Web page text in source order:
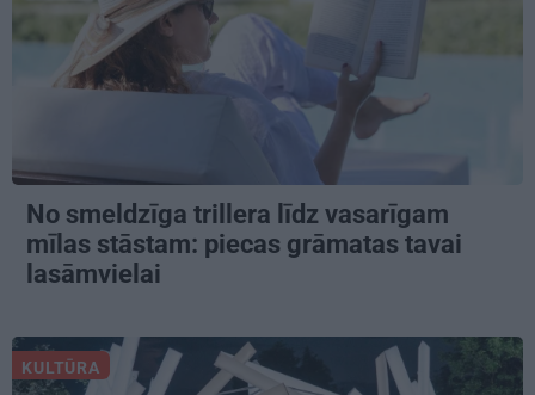
No smeldzīga trillera līdz vasarīgam
mīlas stāstam: piecas grāmatas tavai
lasāmvielai
KULTŪRA